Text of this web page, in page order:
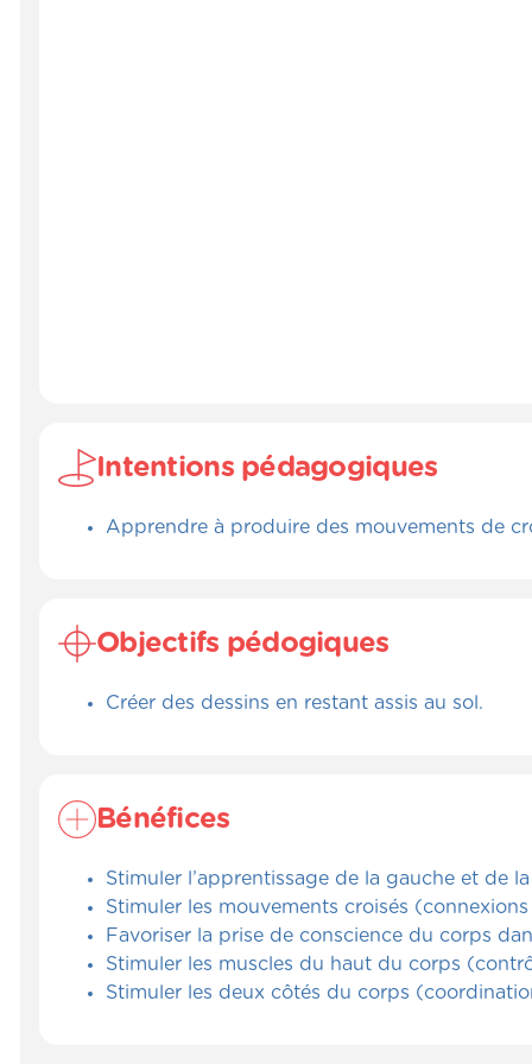
Intentions pédagogiques
Apprendre à produire des mouvements de
Objectifs pédogiques
Créer des dessins en restant assis au sol.
Bénéfices
Stimuler l’apprentissage de la gauche et de
Stimuler les mouvements croisés
Favoriser la prise de conscience du corps
Stimuler les muscles du haut du corps
Stimuler les deux côtés du corps